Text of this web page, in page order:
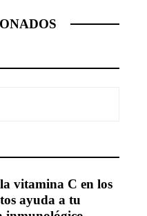
vitamina C en los
ayuda a tu